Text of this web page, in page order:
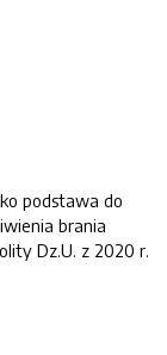
podstawa do
brania
Dz.U. z 2020 r.